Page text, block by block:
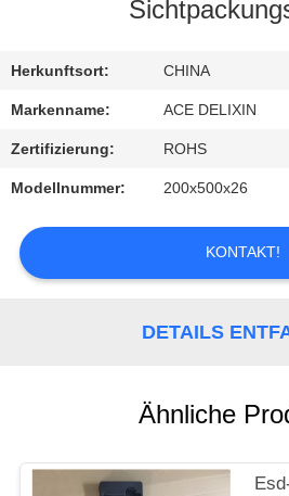
SIE
MIT
UNS
IN
VERBINDUNG
FORDERN
NACHRICHTEN
Herkunftsort: CHINA
Markenname: ACE DELIXIN
Zertifizierung: ROHS
Modellnummer: 200x500x26
KONTAKT!
DETAILS
Ähnliche